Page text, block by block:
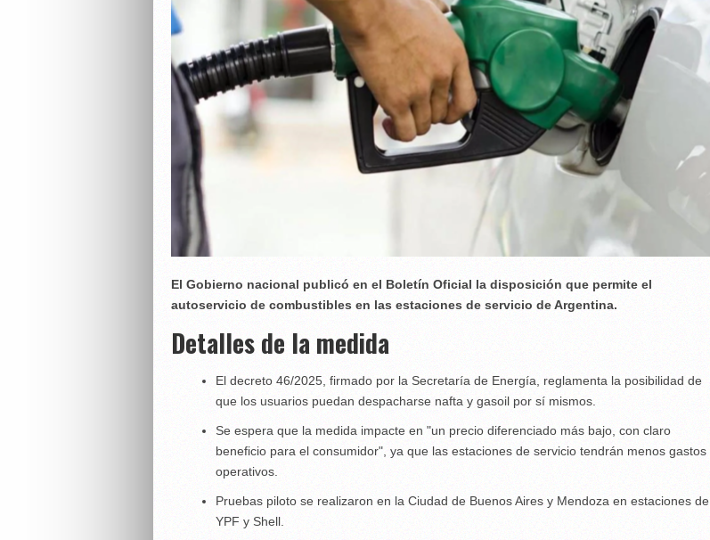
El Gobierno nacional publicó en el Boletín Oficial la disposición que permite el
autoservicio de combustibles en las estaciones de servicio de Argentina.
Detalles de la medida
El decreto 46/2025, firmado por la Secretaría de Energía, reglamenta la posibilidad de
que los usuarios puedan despacharse nafta y gasoil por sí mismos.
Se espera que la medida impacte en "un precio diferenciado más bajo, con claro
beneficio para el consumidor", ya que las estaciones de servicio tendrán menos gastos
operativos.
Pruebas piloto se realizaron en la Ciudad de Buenos Aires y Mendoza en estaciones de
YPF y Shell.